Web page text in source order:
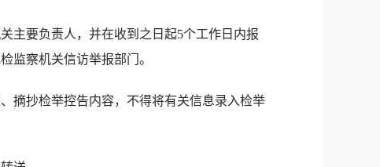
要负责人，并在收到之日起5个工作日内报
监察机关信访举报部门。
抄检举控告内容，不得将有关信息录入检举